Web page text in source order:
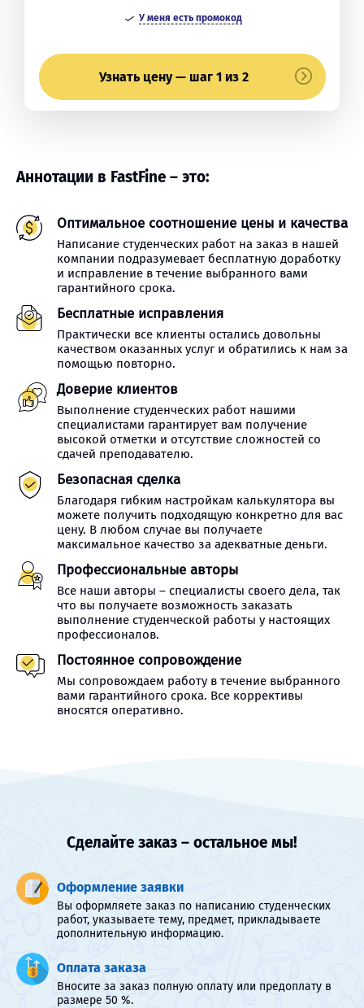
У меня есть промокод
Узнать цену — шаг 1 из 2
Аннотации в FastFine – это:
Оптимальное соотношение цены и качества
Написание студенческих работ на заказ в нашей
компании подразумевает бесплатную доработку
и исправление в течение выбранного вами
гарантийного срока.
Бесплатные исправления
Практически все клиенты остались довольны
качеством оказанных услуг и обратились к нам за
помощью повторно.
Доверие клиентов
Выполнение студенческих работ нашими
специалистами гарантирует вам получение
высокой отметки и отсутствие сложностей со
сдачей преподавателю.
Безопасная сделка
Благодаря гибким настройкам калькулятора вы
можете получить подходящую конкретно для вас
цену. В любом случае вы получаете
максимальное качество за адекватные деньги.
Профессиональные авторы
Все наши авторы – специалисты своего дела, так
что вы получаете возможность заказать
выполнение студенческой работы у настоящих
профессионалов.
Постоянное сопровождение
Мы сопровождаем работу в течение выбранного
вами гарантийного срока. Все коррективы
вносятся оперативно.
Сделайте заказ – остальное мы!
Оформление заявки
Вы оформляете заказ по написанию студенческих
работ, указываете тему, предмет, прикладываете
дополнительную информацию.
Оплата заказа
Вносите за заказ полную оплату или предоплату в
размере 50 %.